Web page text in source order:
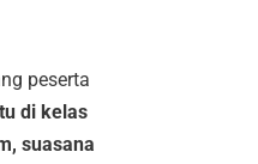
peserta
di kelas
suasana